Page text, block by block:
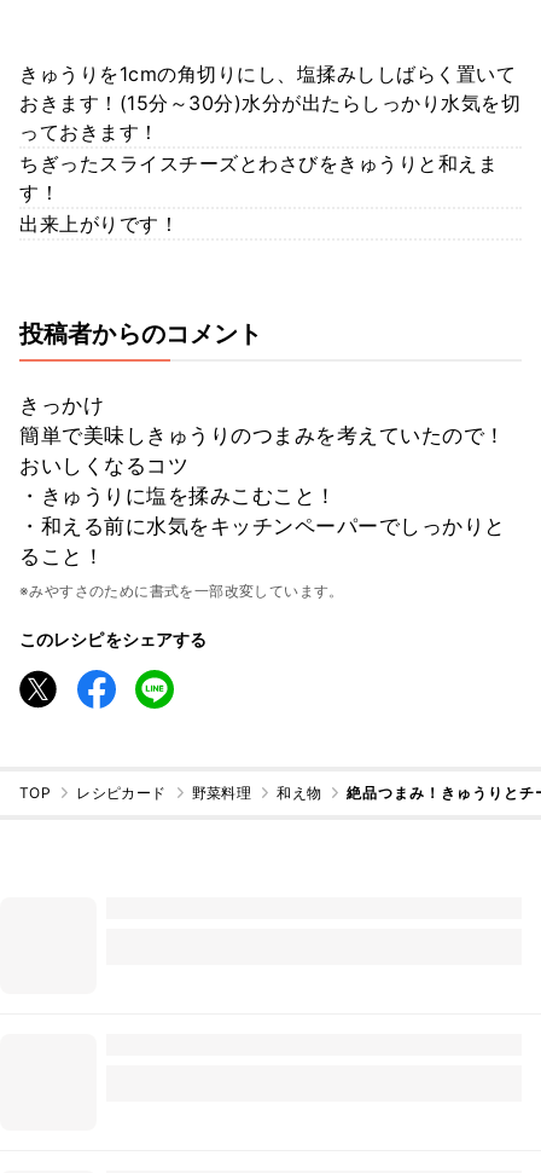
きゅうりを1cmの角切りにし、塩揉みししばらく置いて
おきます！(15分～30分)水分が出たらしっかり水気を切
っておきます！
ちぎったスライスチーズとわさびをきゅうりと和えま
す！
出来上がりです！
投稿者からのコメント
きっかけ
簡単で美味しきゅうりのつまみを考えていたので！
おいしくなるコツ
・きゅうりに塩を揉みこむこと！
・和える前に水気をキッチンペーパーでしっかりと
ること！
※みやすさのために書式を一部改変しています。
このレシピをシェアする
TOP レシピカード 野菜料理 和え物 絶品つまみ！きゅうりと